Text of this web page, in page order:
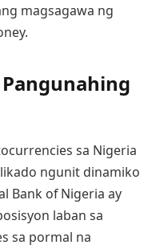
magsagawa ng
sa Nigeria
ngunit dinamiko
Bank of Nigeria ay
laban sa
sa pormal na